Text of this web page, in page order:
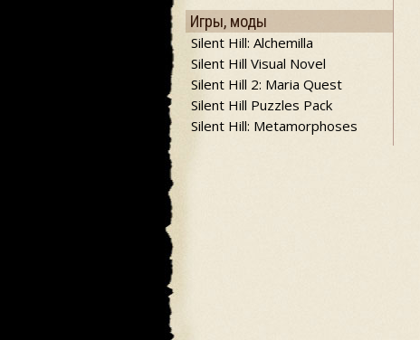
Игры, моды
Silent Hill: Alchemilla
Silent Hill Visual Novel
Silent Hill 2: Maria Quest
Silent Hill Puzzles Pack
Silent Hill: Metamorphoses